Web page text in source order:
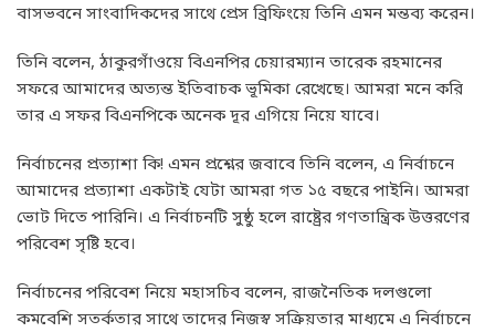
বাসভবনে সাংবাদিকদের সাথে প্রেস ব্রিফিংয়ে তিনি এমন মন্তব্য করেন।
তিনি বলেন, ঠাকুরগাঁওয়ে বিএনপির চেয়ারম্যান তারেক রহমানের
সফরে আমাদের অত্যন্ত ইতিবাচক ভূমিকা রেখেছে। আমরা মনে করি
তার এ সফর বিএনপিকে অনেক দূর এগিয়ে নিয়ে যাবে।
নির্বাচনের প্রত্যাশা কি! এমন প্রশ্নের জবাবে তিনি বলেন, এ নির্বাচনে
আমাদের প্রত্যাশা একটাই যেটা আমরা গত ১৫ বছরে পাইনি। আমরা
ভোট দিতে পারিনি। এ নির্বাচনটি সুষ্ঠু হলে রাষ্ট্রের গণতান্ত্রিক উত্তরণের
পরিবেশ সৃষ্টি হবে।
নির্বাচনের পরিবেশ নিয়ে মহাসচিব বলেন, রাজনৈতিক দলগুলো
কমবেশি সতর্কতার সাথে তাদের নিজস্ব সক্রিয়তার মাধ্যমে এ নির্বাচনে